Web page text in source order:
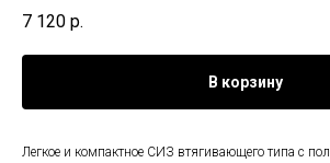
7 120 р.
В корзину
Легкое и компактное СИЗ втягивающего типа с